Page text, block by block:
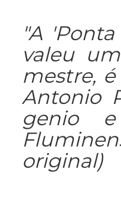
"A
valeu
mestre,
Antonio
genio
original)